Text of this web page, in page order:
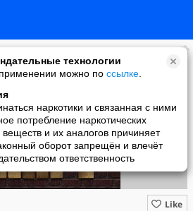
технологии
можно по ссылке
наркотики и связанная с ними
потребление наркотических
и их аналогов причиняет
оборот запрещён и влечёт
ответственность
Like